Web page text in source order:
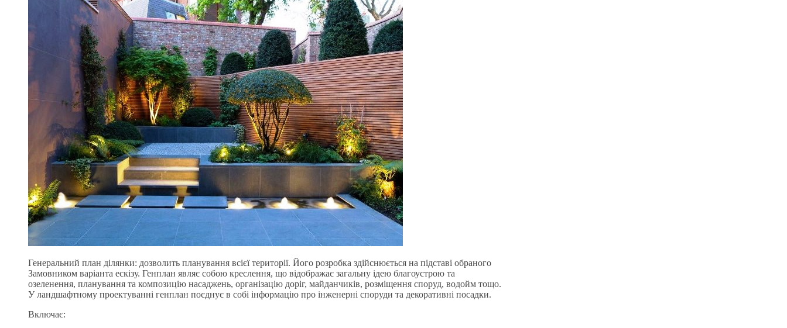
Генеральний план ділянки: дозволить планування всієї території. Його розробка здійснюється на підставі обраного
Замовником варіанта ескізу. Генплан являє собою креслення, що відображає загальну ідею благоустрою та
озеленення, планування та композицію насаджень, організацію доріг, майданчиків, розміщення споруд, водойм тощо.
У ландшафтному проектуванні генплан поєднує в собі інформацію про інженерні споруди та декоративні посадки.
Включає: